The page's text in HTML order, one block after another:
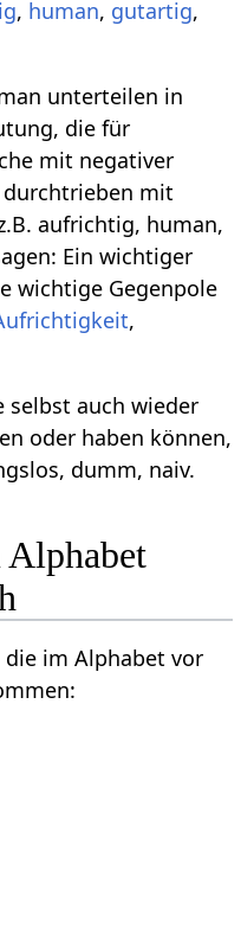
, human, gutartig,
unterteilen in
die für
mit negativer
durchtrieben mit
aufrichtig, human,
Ein wichtiger
wichtige Gegenpole
,
selbst auch wieder
oder haben können,
dumm, naiv.
Alphabet
die im Alphabet vor